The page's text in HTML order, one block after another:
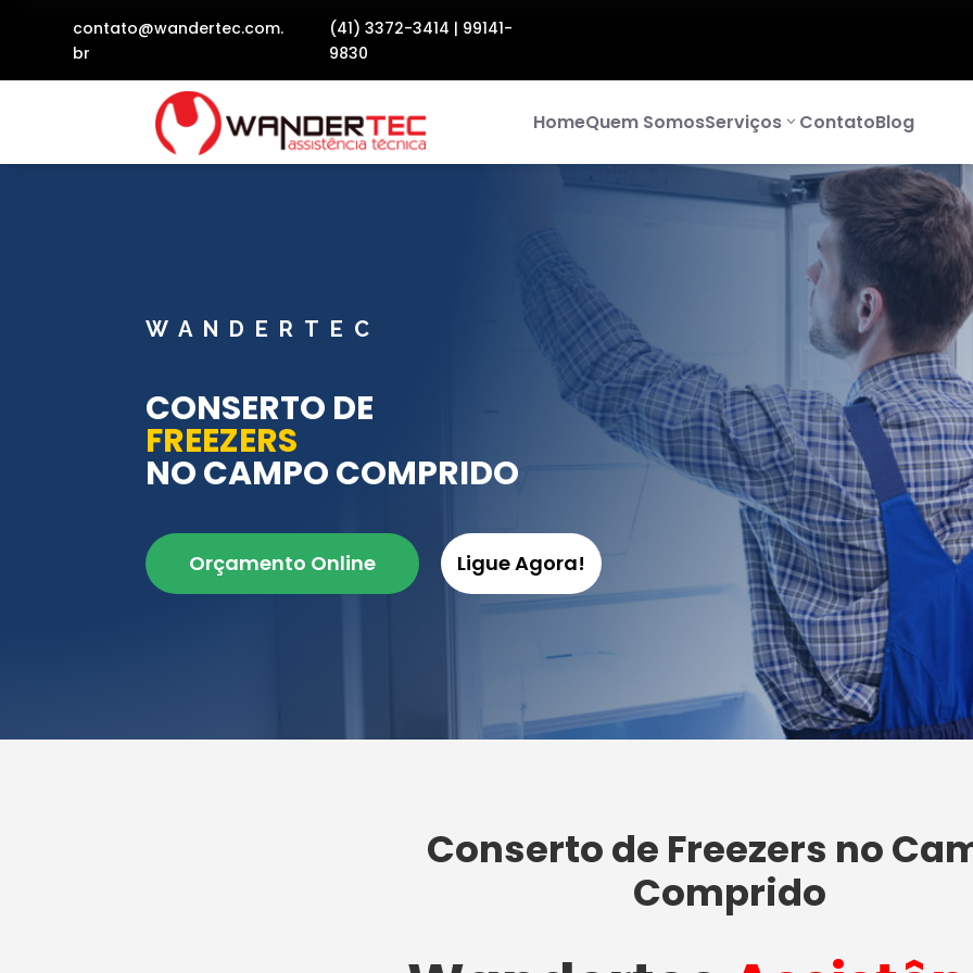
contato@wandertec.com.
br
(41) 3372-3414 | 99141-
9830
HomeQuem SomosServiços ContatoBlog
WANDERTEC
CONSERTO DE
FREEZERS
NO CAMPO COMPRIDO
Orçamento Online Ligue Agora!
Conserto de Freezers no
Comprido